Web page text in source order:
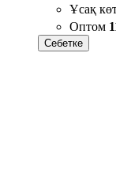
Ұсақ
Оптом
Себетке